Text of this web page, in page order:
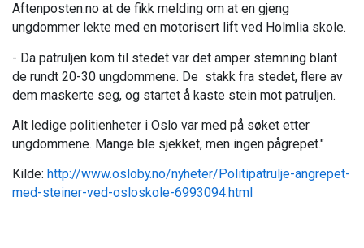
Aftenposten.no at de fikk melding om at en gjeng
ungdommer lekte med en motorisert lift ved Holmlia skole.
- Da patruljen kom til stedet var det amper stemning blant
de rundt 20-30 ungdommene. De stakk fra stedet, flere av
dem maskerte seg, og startet å kaste stein mot patruljen.
Alt ledige politienheter i Oslo var med på søket etter
ungdommene. Mange ble sjekket, men ingen pågrepet."
Kilde: http://www.osloby.no/nyheter/Politipatrulje-angrepet-
med-steiner-ved-osloskole-6993094.html